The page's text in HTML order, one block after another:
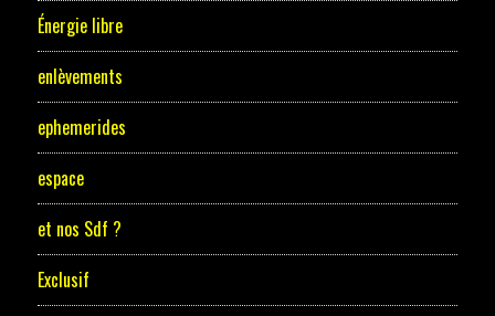
Énergie libre
enlèvements
ephemerides
espace
et nos Sdf ?
Exclusif